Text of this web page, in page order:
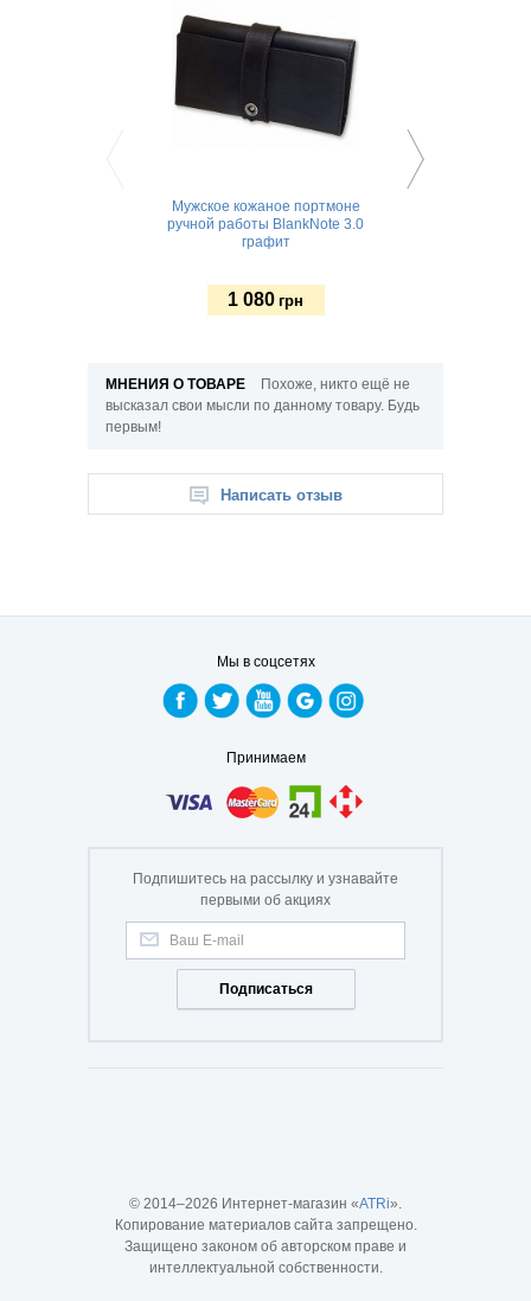
Мужское кожаное портмоне
ручной работы BlankNote 3.0
графит
1 080 грн
МНЕНИЯ О ТОВАРЕ
Похоже, никто ещё не
высказал свои мысли по данному товару. Будь
первым!
Написать отзыв
Мы в соцсетях
Принимаем
Подпишитесь на рассылку и узнавайте
первыми об акциях
Подписаться
© 2014–2026 Интернет-магазин «ATRi».
Копирование материалов сайта запрещено.
Защищено законом об авторском праве и
интеллектуальной собственности.